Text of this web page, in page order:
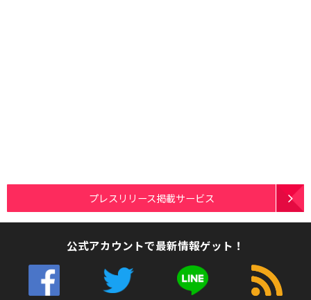
プレスリリース掲載サービス
公式アカウントで最新情報ゲット！